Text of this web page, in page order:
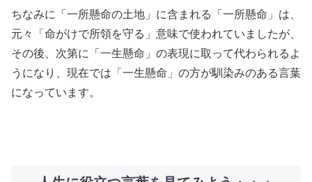
ちなみに「一所懸命の土地」に含まれる「一所懸命」は、
元々「命がけで所領を守る」意味で使われていましたが、
その後、次第に「一生懸命」の表現に取って代わられるよ
うになり、現在では「一生懸命」の方が馴染みのある言葉
になっています。